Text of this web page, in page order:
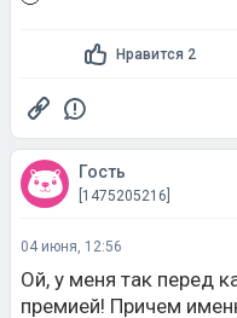
отнестись к любым
закрепите поток.
проблемы с печенью
Нравится 2
Гость
[1475205216]
04 июня, 12:56
Ой, у меня так перед
премией! Причем